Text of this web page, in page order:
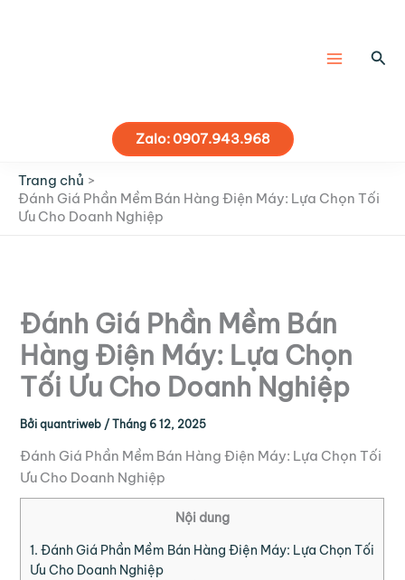
Tìm
Zalo: 0907.943.968
Trang chủ
Đánh Giá Phần Mềm Bán Hàng Điện Máy: Lựa Chọn Tối
Ưu Cho Doanh Nghiệp
Đánh Giá Phần Mềm Bán
Hàng Điện Máy: Lựa Chọn
Tối Ưu Cho Doanh Nghiệp
Bởiquantriweb /Tháng 6 12, 2025
Đánh Giá Phần Mềm Bán Hàng Điện Máy: Lựa Chọn Tối
Ưu Cho Doanh Nghiệp
Nội dung
1. Đánh Giá Phần Mềm Bán Hàng Điện Máy: Lựa Chọn Tối
Ưu Cho Doanh Nghiệp